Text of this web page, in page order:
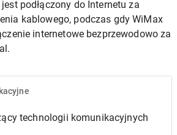
podłączony do Internetu za
kablowego, podczas gdy WiMax
internetowe bezprzewodowo za
technologii komunikacyjnych